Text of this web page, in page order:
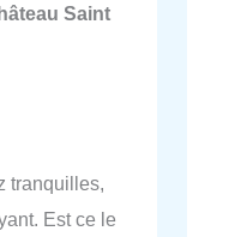
Saint
tranquilles,
Est ce le